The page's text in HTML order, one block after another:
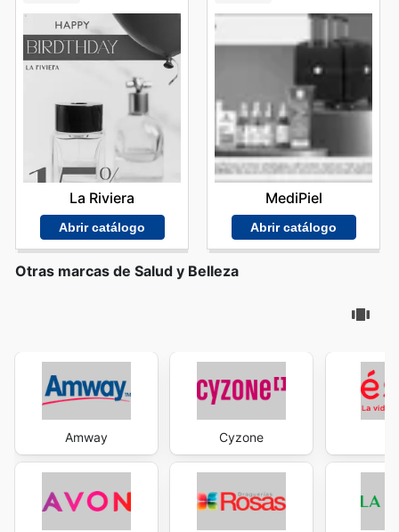
La Riviera
Abrir catálogo
MediPiel
Abrir catálogo
Otras marcas de Salud y Belleza
Amway Cyzone